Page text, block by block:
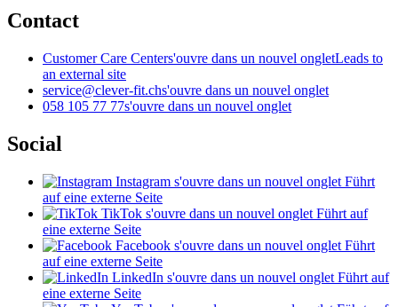
Contact
Customer Care Centers'ouvre dans un nouvel ongletLeads to
an external site
service@clever-fit.chs'ouvre dans un nouvel onglet
058 105 77 77s'ouvre dans un nouvel onglet
Social
Instagram s'ouvre dans un nouvel onglet Führt
auf eine externe Seite
TikTok s'ouvre dans un nouvel onglet Führt auf
eine externe Seite
Facebook s'ouvre dans un nouvel onglet Führt
auf eine externe Seite
LinkedIn s'ouvre dans un nouvel onglet Führt auf
eine externe Seite